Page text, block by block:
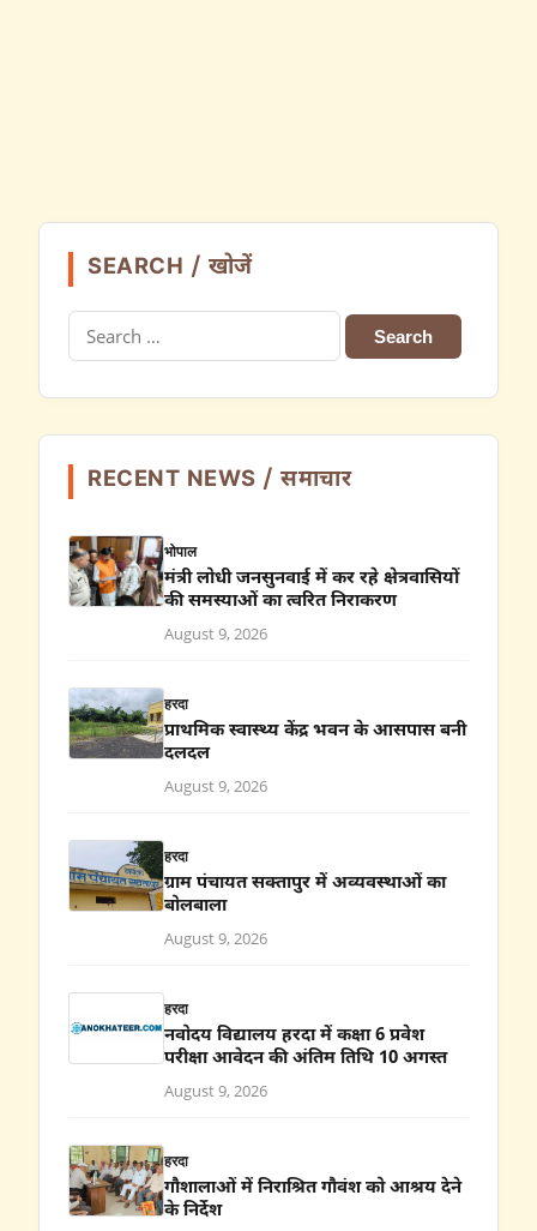
SEARCH / खोजें
Search
for:
RECENT NEWS / समाचार
भोपाल
मंत्री लोधी जनसुनवाई में कर रहे क्षेत्रवासियों
की समस्याओं का त्वरित निराकरण
August 9, 2026
हरदा
प्राथमिक स्वास्थ्य केंद्र भवन के आसपास बनी
दलदल
August 9, 2026
हरदा
ग्राम पंचायत सक्तापुर में अव्यवस्थाओं का
बोलबाला
August 9, 2026
हरदा
नवोदय विद्यालय हरदा में कक्षा 6 प्रवेश
परीक्षा आवेदन की अंतिम तिथि 10 अगस्त
August 9, 2026
हरदा
गौशालाओं में निराश्रित गौवंश को आश्रय देने
के निर्देश